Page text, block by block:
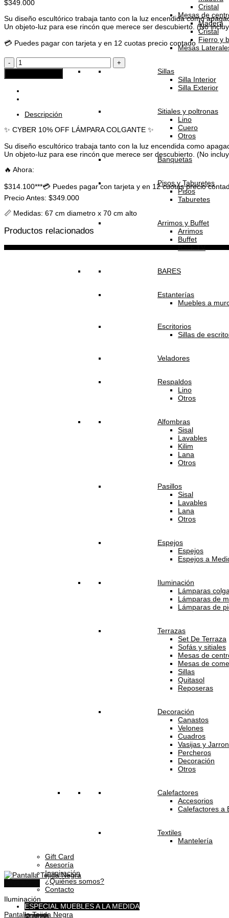
Cristal
Mesas de
Madera
Cristal
Fierro y
Mesas
Sillas
Silla Interior
Silla Exterior
Sitiales y poltronas
Lino
Cuero
Otros
Banquetas
Pisos y Taburetes
Pisos
Taburetes
Arrimos y Buffet
Arrimos
Buffet
Rack TV
BARES
Estanterías
Muebles a
Escritorios
Sillas de
Veladores
Respaldos
Lino
Otros
Alfombras
Sisal
Lavables
Kilim
Lana
Otros
Pasillos
Sisal
Lavables
Lana
Otros
Espejos
Espejos
Espejos a
Iluminación
Lámparas
Lámparas de
Lámparas de
Terrazas
Set De Terraza
Sofás y sitiales
Mesas de
Mesas de
Sillas
Quitasol
Reposeras
Decoración
Canastos
Velones
Cuadros
Vasijas y
Percheros
Decoración
Otros
Calefactores
Accesorios
Calefactores a
Textiles
Mantelería
Gift Card
Asesoría
Inspiración
¿Quiénes somos?
Contacto
ESPECIAL MUEBLES A LA MEDIDA
$349.000
Su diseño escultórico trabaja tanto con la luz encendida como
Un objeto-luz para ese rincón que merece ser descubierto. (No
💳 Puedes pagar con tarjeta y en 12 cuotas precio contado
Lámpara
Peón
cantidad
Descripción
✨ CYBER 10% OFF LÁMPARA COLGANTE ✨
Su diseño escultórico trabaja tanto con la luz encendida como
Un objeto-luz para ese rincón que merece ser descubierto. (No
🔥 Ahora:
$314.100***💳 Puedes pagar con tarjeta y en 12 cuotas precio
Precio Antes: $349.000
📏 Medidas: 67 cm diametro x 70 cm alto
Productos relacionados
Iluminación
Pantalla Tejida Negra